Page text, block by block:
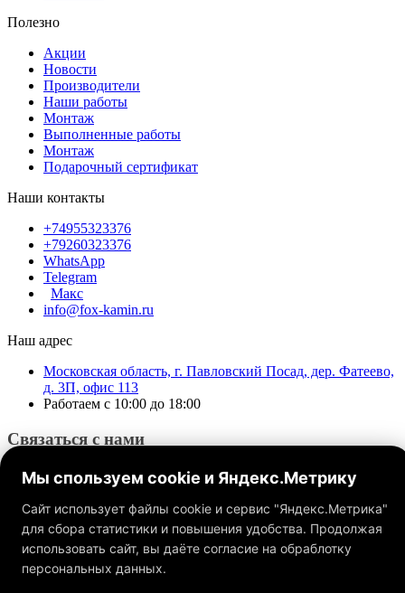
Полезно
Акции
Новости
Производители
Наши работы
Монтаж
Выполненные работы
Монтаж
Подарочный сертификат
Наши контакты
+74955323376
+79260323376
WhatsApp
Telegram
Макс
info@fox-kamin.ru
Наш адрес
Московская область, г. Павловский Посад, дер. Фатеево,
д. 3П, офис 113
Работаем с 10:00 до 18:00
Связаться с нами
Обращаем ваше внимание на то, что данный интернет-сайт, а
также вся информация о товарах и ценах, предоставленная на
Мы спользуем cookie и Яндекс.Метрику
Сайт использует файлы cookie и сервис "Яндекс.Метрика"
для сбора статистики и повышения удобства. Продолжая
использовать сайт, вы даёте согласие на обраблотку
персональных данных.